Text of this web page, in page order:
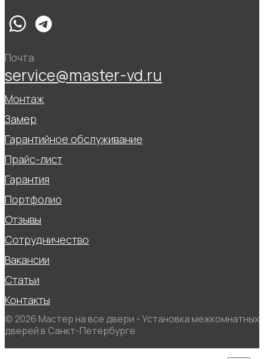
Почта
service@master-vd.ru
Монтаж
Замер
Гарантийное обслуживание
Прайс-лист
Гарантия
Портфолио
Отзывы
Сотрудничество
Вакансии
Статьи
Контакты
© 2026 Мастер на все двери - Установка межкомнатных
дверей в Санкт-Петербурге